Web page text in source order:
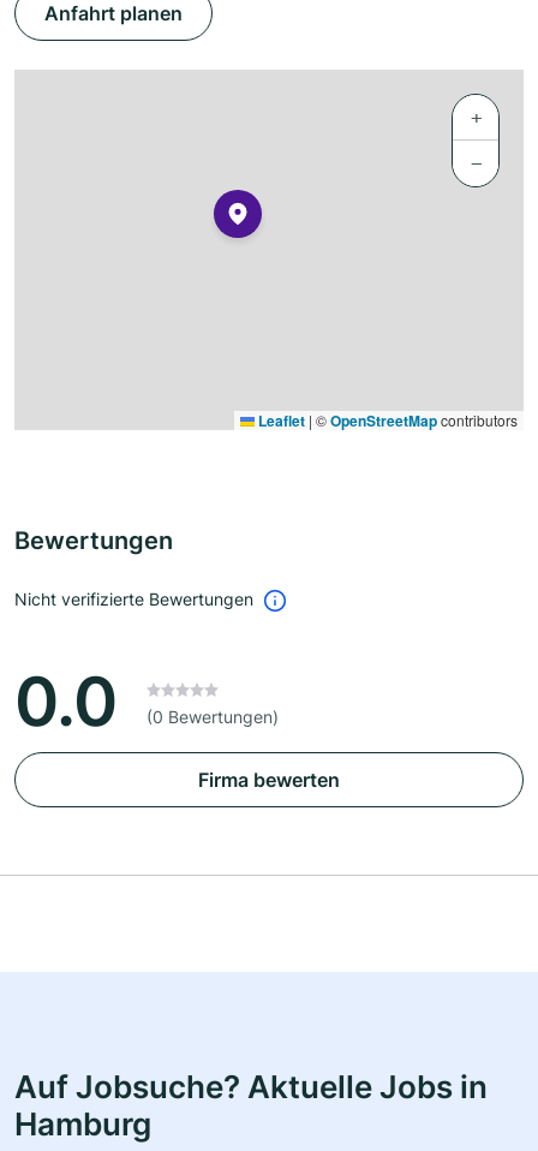
Anfahrt planen
+
−
Leaflet | ©OpenStreetMapcontributors
Bewertungen
Nicht verifizierte Bewertungen
0.0 (0 Bewertungen)
Firma bewerten
Auf Jobsuche? Aktuelle Jobs in
Hamburg